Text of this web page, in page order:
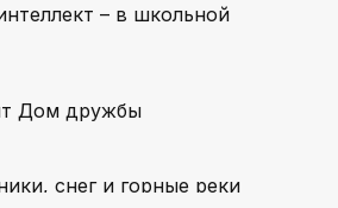
– в школьной
Дом дружбы
снег и горные реки